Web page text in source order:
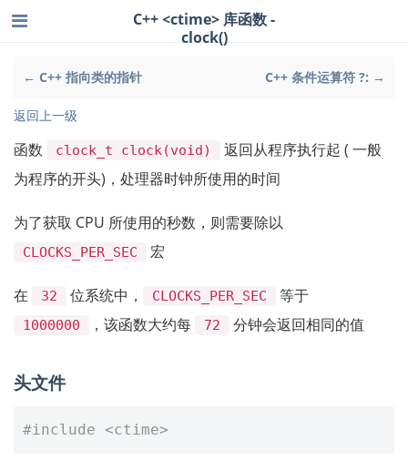
← C++ 指向类的指针 C++ 条件运算符 ?: →
C++ <ctime> 库函数 -
clock()
返回上一级
函数 clock_t clock(void)
返回从程序执行起 ( 一般
为程序的开头)，处理器时钟所使用的时间
为了获取 CPU 所使用的秒数，则需要除以
CLOCKS_PER_SEC 宏
在 32 位系统中， CLOCKS_PER_SEC 等于
1000000 ，该函数大约每 72 分钟会返回相同的值
头文件
#include <ctime>